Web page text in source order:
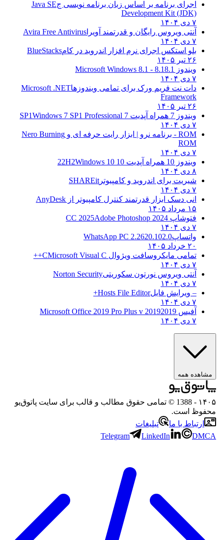
اجرای برنامه بر اساس زبان برنامه نویسی جJava SE
Development Kit (JDK)
۷ دی ۱۴۰۴
آنتی ویروس رایگان و قدرتمند آویرا Avira Free Antivirus
۷ دی ۱۴۰۴
بلو استکس اجرای نرم افزار اندروید در کامBlueStacks
۲۶ تیر ۱۴۰۵
ویندوز 8.1
8.1 - Microsoft Windows 8.1
۷ دی ۱۴۰۴
دات نت فریم ورک برای تمامی ویندوزهاMicrosoft .NET
Framework
۲۶ تیر ۱۴۰۵
ویندوز 7 همراه آپدیت 7 SP1
Windows 7 SP1 Professional
۷ دی ۱۴۰۴
ROM - برنامه نرو | ابزار رایت حرفه ای و
Nero Burning
ROM
۷ دی ۱۴۰۴
ویندوز 10 همراه آپدیت 10 22H2
Windows 10
۸ دی ۱۴۰۴
شیریت برای اندروید و کامپیوتر SHAREit
۷ دی ۱۴۰۴
انی دسک ابزار قدرتمند کنترل کامپیوتر از AnyDesk
۱۵ مرداد ۱۴۰۵
فتوشاپ CC 2025 Adobe Photoshop 2024
۷ دی ۱۴۰۴
واتساپWhatsApp PC 2.2620.102.0
۲۰ خرداد ۱۴۰۵
تمامی مایکروسافت ویژوال C Microsoft Visual C++
۷ دی ۱۴۰۴
آنتی ویروس نورتون سکوریتیNorton Security
۷ دی ۱۴۰۴
– ویرایش فایلHosts File Editor+
۷ دی ۱۴۰۴
آفیس 2019 2019 Microsoft Office 2019 Pro Plus v
۷ دی ۱۴۰۴
مشاهده همه
۱۴۰۵
- 1388 © تمامی حقوق مطالب و قالب برای سایت پاتوق‌یو
محفوظ است.
ارتباط با ما
تبلیغات
Telegram
LinkedIn DMCA